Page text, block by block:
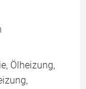
Ölheizung,